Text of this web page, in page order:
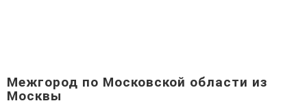
Межгород по Московской области из
Москвы